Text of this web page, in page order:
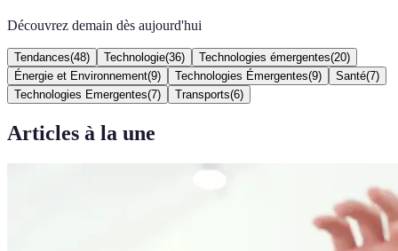
Découvrez demain dès aujourd'hui
Tendances(48) Technologie(36) Technologies émergentes(20)
Énergie et Environnement(9) Technologies Émergentes(9) Santé(7)
Technologies Emergentes(7) Transports(6)
Articles à la une